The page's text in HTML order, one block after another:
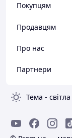
Покупцям
Продавцям
Про нас
Партнери
Тема - світла